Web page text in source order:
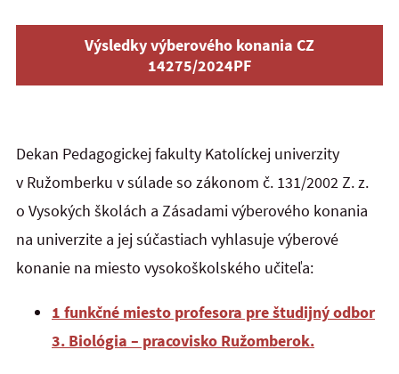
Výsledky výberového konania CZ
14275/2024PF
Dekan Pedagogickej fakulty Katolíckej univerzity
v Ružomberku v súlade so zákonom č. 131/2002 Z. z.
o Vysokých školách a Zásadami výberového konania
na univerzite a jej súčastiach vyhlasuje výberové
konanie na miesto vysokoškolského učiteľa:
1 funkčné miesto profesora pre študijný odbor
3. Biológia – pracovisko Ružomberok.